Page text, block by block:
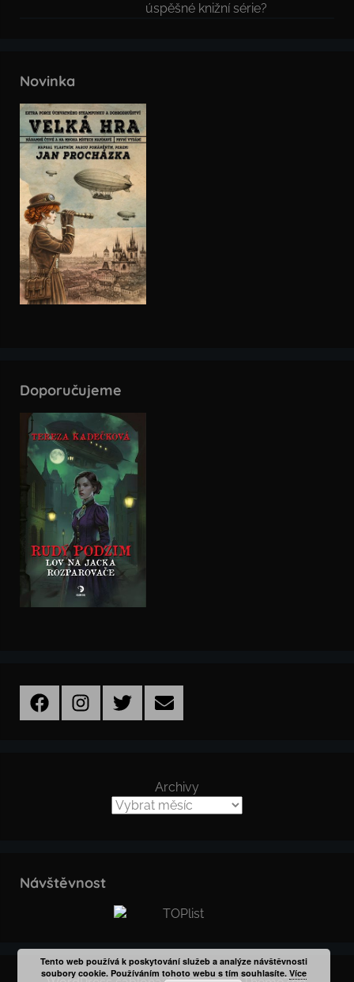
úspěšné knižní série?
Novinka
Doporučujeme
FacebookInstagramTwitter Email
Archivy
Návštěvnost
Tento web používá k poskytování služeb a analýze návštěvnosti
soubory cookie. Používáním tohoto webu s tím souhlasíte.Více